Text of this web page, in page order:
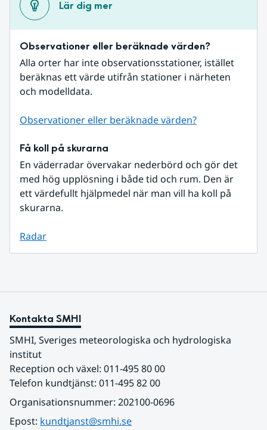
Lär dig mer
Observationer eller beräknade värden?
Alla orter har inte observationsstationer, istället
beräknas ett värde utifrån stationer i närheten
och modelldata.
Observationer eller beräknade värden?
Få koll på skurarna
En väderradar övervakar nederbörd och gör det
med hög upplösning i både tid och rum. Den är
ett värdefullt hjälpmedel när man vill ha koll på
skurarna.
Radar
Kontakta SMHI
SMHI, Sveriges meteorologiska och hydrologiska
institut
Reception och växel: 011-495 80 00
Telefon kundtjänst: 011-495 82 00
Organisationsnummer: 202100-0696
Epost: kundtjanst@smhi.se